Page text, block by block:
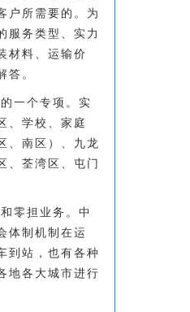
户所需要的。为
服务类型、实力
材料、运输价
答。
一个专项。实
、学校、家庭
、南区）、九龙
、荃湾区、屯门
零担业务。中
体制机制在运
到站，也有各种
地各大城市进行